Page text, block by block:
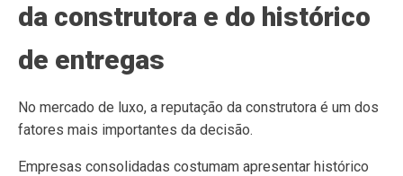
da construtora e do histórico
de entregas
No mercado de luxo, a reputação da construtora é um dos
fatores mais importantes da decisão.
Empresas consolidadas costumam apresentar histórico